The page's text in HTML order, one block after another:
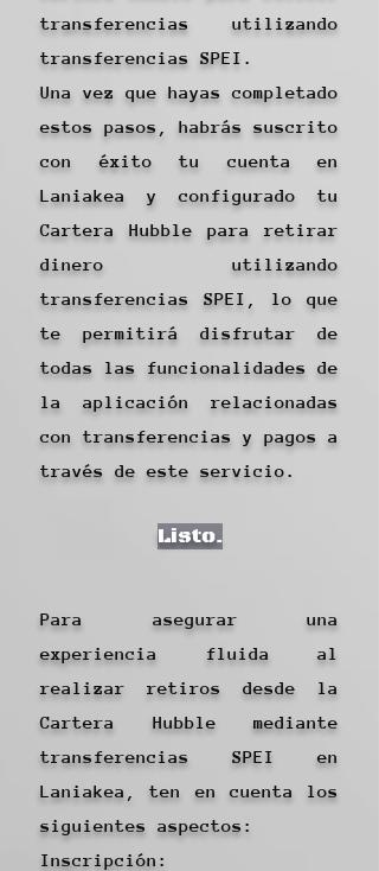
transferencias utilizando
transferencias SPEI.
Una vez que hayas completado
estos pasos, habrás suscrito
con éxito tu cuenta en
Laniakea y configurado tu
Cartera Hubble para retirar
dinero utilizando
transferencias SPEI, lo que
te permitirá disfrutar de
todas las funcionalidades de
la aplicación relacionadas
con transferencias y pagos a
través de este servicio.
Listo.
Para asegurar una
experiencia fluida al
realizar retiros desde la
Cartera Hubble mediante
transferencias SPEI en
Laniakea, ten en cuenta los
siguientes aspectos:
Inscripción: